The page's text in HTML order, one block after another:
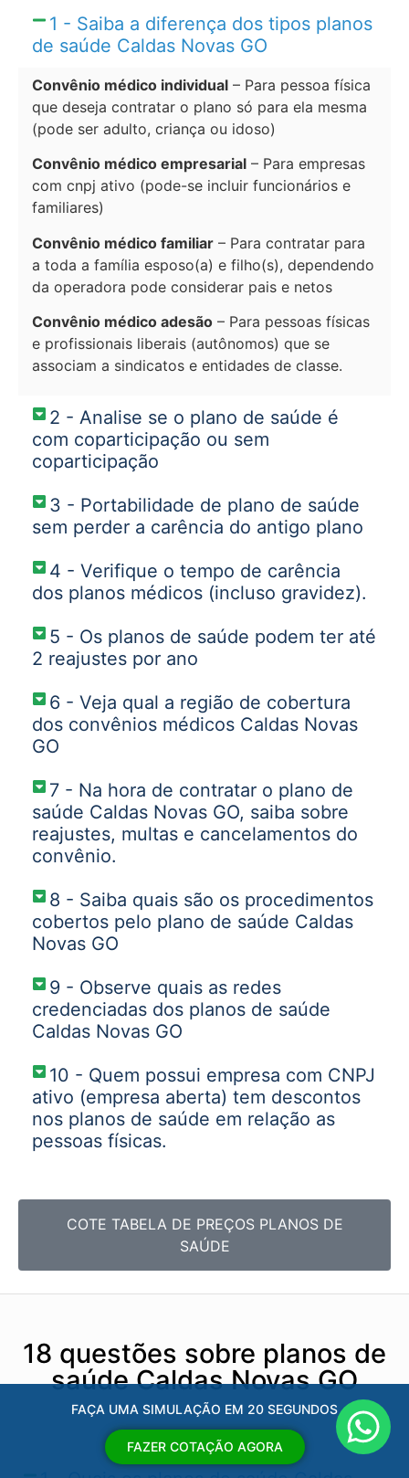
1 - Saiba a diferença dos tipos planos
de saúde Caldas Novas GO
Convênio médico individual – Para pessoa física
que deseja contratar o plano só para ela mesma
(pode ser adulto, criança ou idoso)
Convênio médico empresarial – Para empresas
com cnpj ativo (pode-se incluir funcionários e
familiares)
Convênio médico familiar – Para contratar para
a toda a família esposo(a) e filho(s), dependendo
da operadora pode considerar pais e netos
Convênio médico adesão – Para pessoas físicas
e profissionais liberais (autônomos) que se
associam a sindicatos e entidades de classe.
2 - Analise se o plano de saúde é
com coparticipação ou sem
coparticipação
3 - Portabilidade de plano de saúde
sem perder a carência do antigo plano
4 - Verifique o tempo de carência
dos planos médicos (incluso gravidez).
5 - Os planos de saúde podem ter até
2 reajustes por ano
6 - Veja qual a região de cobertura
dos convênios médicos Caldas Novas
GO
7 - Na hora de contratar o plano de
saúde Caldas Novas GO, saiba sobre
reajustes, multas e cancelamentos do
convênio.
8 - Saiba quais são os procedimentos
cobertos pelo plano de saúde Caldas
Novas GO
9 - Observe quais as redes
credenciadas dos planos de saúde
Caldas Novas GO
10 - Quem possui empresa com CNPJ
ativo (empresa aberta) tem descontos
nos planos de saúde em relação as
pessoas físicas.
COTE TABELA DE PREÇOS PLANOS DE
SAÚDE
18 questões sobre planos de
saúde Caldas Novas GO
FAÇA UMA SIMULAÇÃO EM 20 SEGUNDOS
FAZER COTAÇÃO AGORA